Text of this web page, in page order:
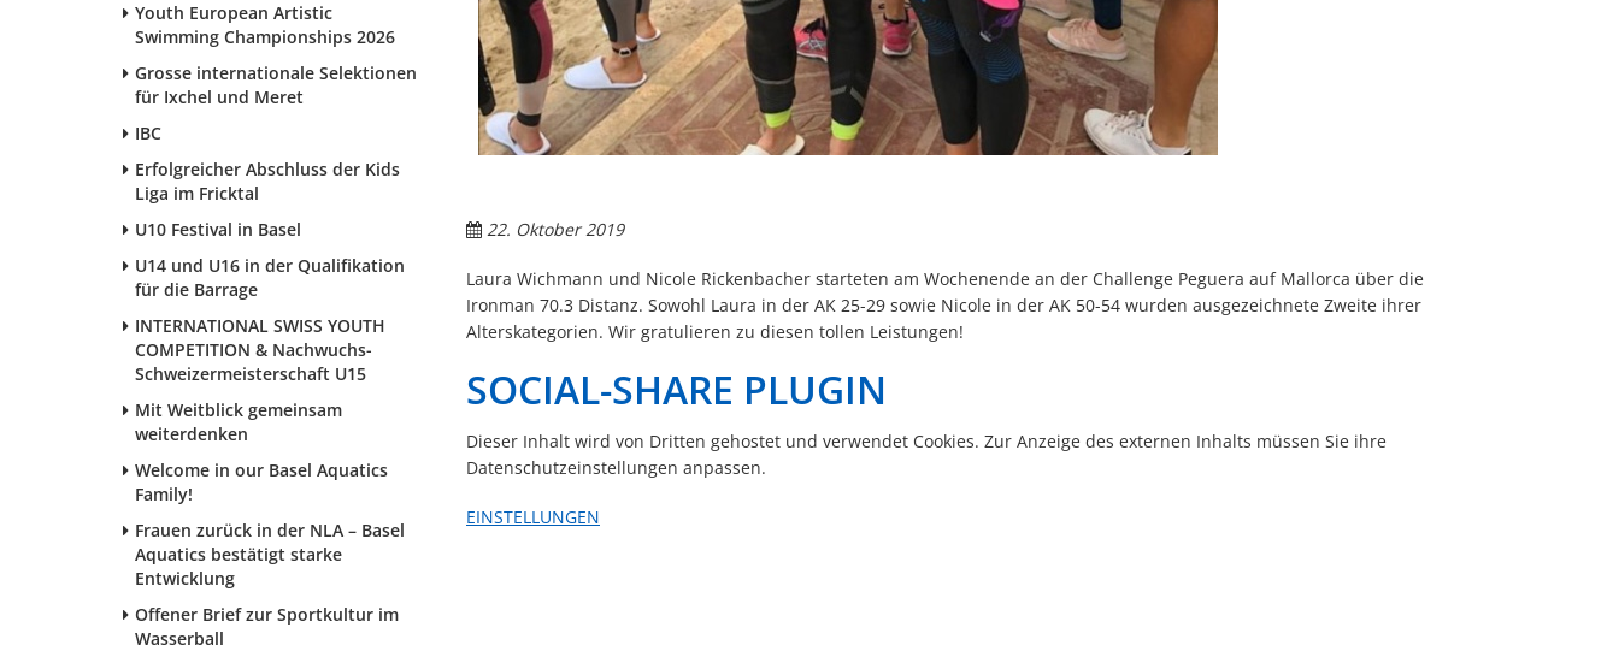
Youth European Artistic
Swimming Championships 2026
Grosse internationale Selektionen
für Ixchel und Meret
IBC
Erfolgreicher Abschluss der Kids
Liga im Fricktal
U10 Festival in Basel
U14 und U16 in der Qualifikation
für die Barrage
INTERNATIONAL SWISS YOUTH
COMPETITION & Nachwuchs-
Schweizermeisterschaft U15
Mit Weitblick gemeinsam
weiterdenken
Welcome in our Basel Aquatics
Family!
Frauen zurück in der NLA – Basel
Aquatics bestätigt starke
Entwicklung
Offener Brief zur Sportkultur im
Wasserball
22. Oktober 2019
Laura Wichmann und Nicole Rickenbacher starteten am Wochenende an der Challenge Peguera auf Mallorca über die
Ironman 70.3 Distanz. Sowohl Laura in der AK 25-29 sowie Nicole in der AK 50-54 wurden ausgezeichnete Zweite ihrer
Alterskategorien. Wir gratulieren zu diesen tollen Leistungen!
SOCIAL-SHARE PLUGIN
Dieser Inhalt wird von Dritten gehostet und verwendet Cookies. Zur Anzeige des externen Inhalts müssen Sie ihre
Datenschutzeinstellungen anpassen.
EINSTELLUNGEN